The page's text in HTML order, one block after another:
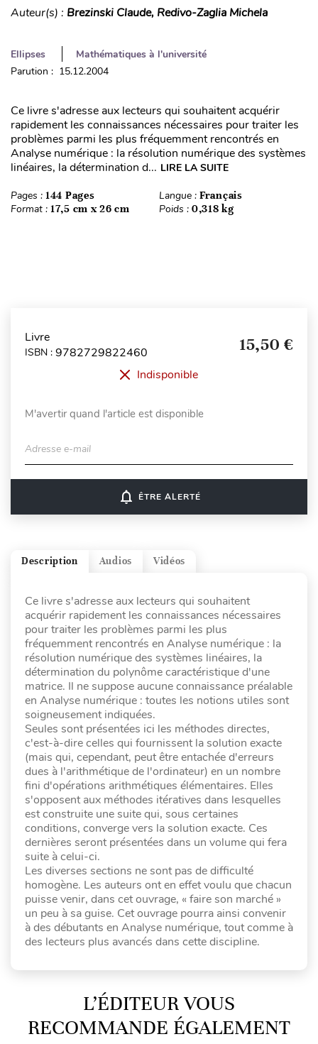
Auteur(s) : Brezinski Claude, Redivo-Zaglia Michela
Ellipses
Mathématiques à l'université
Parution : 15.12.2004
Ce livre s'adresse aux lecteurs qui souhaitent acquérir
rapidement les connaissances nécessaires pour traiter les
problèmes parmi les plus fréquemment rencontrés en
Analyse numérique : la résolution numérique des systèmes
linéaires, la détermination d... LIRE LA SUITE
Pages : 144 Pages Langue : Français
Format : 17,5 cm x 26 cm Poids : 0,318 kg
Livre
ISBN : 9782729822460 15,50 €
Indisponible
M'avertir quand l'article est disponible
Adresse e-mail
notifications_none ÊTRE ALERTÉ
Vidéos
Audios
Description
Ce livre s'adresse aux lecteurs qui souhaitent
acquérir rapidement les connaissances nécessaires
pour traiter les problèmes parmi les plus
fréquemment rencontrés en Analyse numérique : la
résolution numérique des systèmes linéaires, la
détermination du polynôme caractéristique d'une
matrice. Il ne suppose aucune connaissance préalable
en Analyse numérique : toutes les notions utiles sont
soigneusement indiquées.
Seules sont présentées ici les méthodes directes,
c'est-à-dire celles qui fournissent la solution exacte
(mais qui, cependant, peut être entachée d'erreurs
dues à l'arithmétique de l'ordinateur) en un nombre
fini d'opérations arithmétiques élémentaires. Elles
s'opposent aux méthodes itératives dans lesquelles
est construite une suite qui, sous certaines
conditions, converge vers la solution exacte. Ces
dernières seront présentées dans un volume qui fera
suite à celui-ci.
Les diverses sections ne sont pas de difficulté
homogène. Les auteurs ont en effet voulu que chacun
puisse venir, dans cet ouvrage, « faire son marché »
un peu à sa guise. Cet ouvrage pourra ainsi convenir
à des débutants en Analyse numérique, tout comme à
des lecteurs plus avancés dans cette discipline.
L’ÉDITEUR VOUS
RECOMMANDE ÉGALEMENT